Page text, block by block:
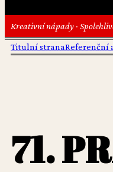
Kreativní nápady ·
Titulní stranaReferenční
71.